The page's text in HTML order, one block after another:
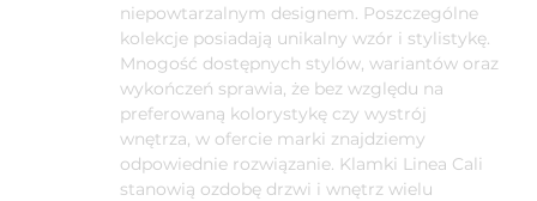
niepowtarzalnym designem. Poszczególne
kolekcje posiadają unikalny wzór i stylistykę.
Mnogość dostępnych stylów, wariantów oraz
wykończeń sprawia, że bez względu na
preferowaną kolorystykę czy wystrój
wnętrza, w ofercie marki znajdziemy
odpowiednie rozwiązanie. Klamki Linea Cali
stanowią ozdobę drzwi i wnętrz wielu